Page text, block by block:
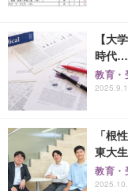
【大
時代…
教育・
「根
東大
教育・